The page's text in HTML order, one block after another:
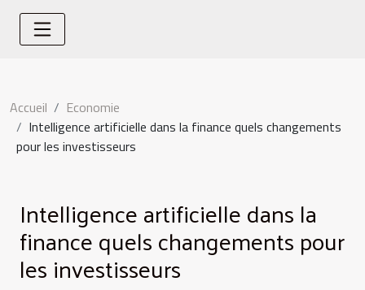
Accueil
Economie
Intelligence artificielle dans la finance quels changements
pour les investisseurs
Intelligence artificielle dans la
finance quels changements pour
les investisseurs